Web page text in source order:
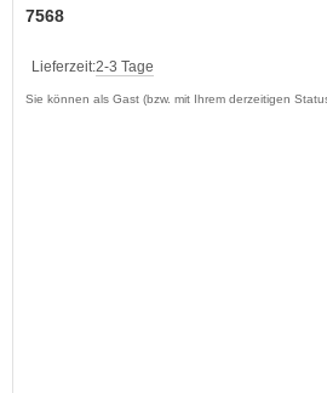
7568
Lieferzeit:2-3 Tage
Sie können als Gast (bzw. mit Ihrem derzeitigen